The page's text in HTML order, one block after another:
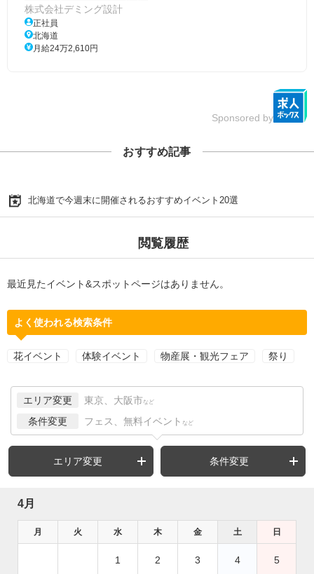
株式会社デミング設計
正社員
北海道
月給24万2,610円
Sponsored by
おすすめ記事
北海道で今週末に開催されるおすすめイベント20選
閲覧履歴
最近見たイベント&スポットページはありません。
よく使われる検索条件
花イベント 体験イベント 物産展・観光フェア 祭り
エリア変更 東京、大阪市 など
条件変更 フェス、無料イベント など
エリア変更 条件変更
4月
月 火 水 木 金 土 日
1 2 3 4 5